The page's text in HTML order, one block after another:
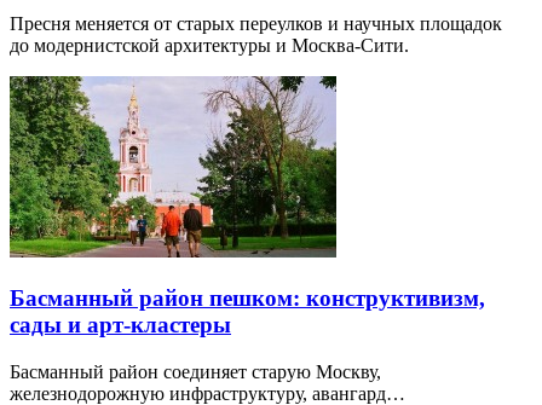
Пресня меняется от старых переулков и научных площадок
до модернистской архитектуры и Москва-Сити.
Басманный район пешком: конструктивизм,
сады и арт-кластеры
Басманный район соединяет старую Москву,
железнодорожную инфраструктуру, авангард…